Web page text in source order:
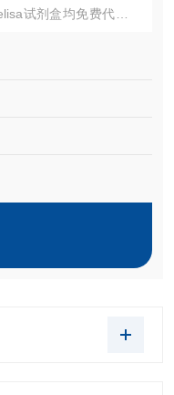
试剂盒均免费代测，
导，免费代做实验。老